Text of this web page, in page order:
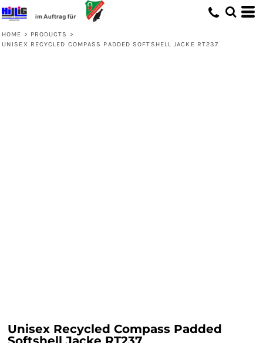
HOME > PRODUCTS
>
UNISEX RECYCLED COMPASS PADDED SOFTSHELL JACKE RT237
Unisex Recycled Compass Padded